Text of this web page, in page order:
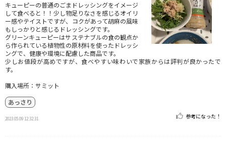
キューピーの普通のごまドレッシングをイメージ
して食べると！！少し物足りなさを感じるオイリ
ー感やテイストですが、コクがあって胡麻の風味
もしっかりと感じるドレッシングです。
グリーンキューピーはサステナブルの食の観点か
ら作られている植物性の原材料を使ったドレッシ
ングで、健康や環境に配慮した商品です。
少しお値段が高めですが、食べやすい味わいで家族からは評判が良かったで
す。
購入場所：サミット
あっさり
2023.05.09 12:32:31 参考になった！